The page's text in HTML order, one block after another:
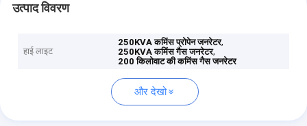
उत्पाद विवरण
हाई लाइट
250KVA कमिंस प्रोपेन जनरेटर,
250KVA कमिंस गैस जनरेटर,
200 किलोवाट की कमिंस गैस जनरेटर
और देखो